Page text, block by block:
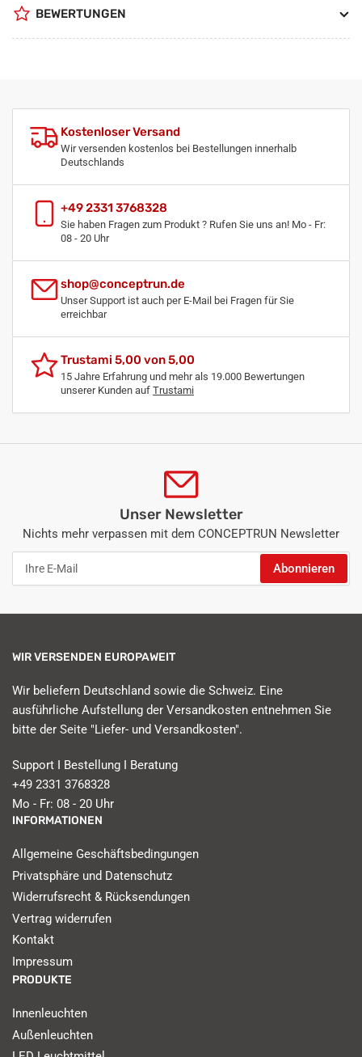
BEWERTUNGEN
Kostenloser Versand
Wir versenden kostenlos bei Bestellungen innerhalb
Deutschlands
+49 2331 3768328
Sie haben Fragen zum Produkt ? Rufen Sie uns an! Mo - Fr:
08 - 20 Uhr
shop@conceptrun.de
Unser Support ist auch per E-Mail bei Fragen für Sie
erreichbar
Trustami 5,00 von 5,00
15 Jahre Erfahrung und mehr als 19.000 Bewertungen
unserer Kunden auf Trustami
Unser Newsletter
Nichts mehr verpassen mit dem CONCEPTRUN Newsletter
Mail
Abonnieren
WIR VERSENDEN EUROPAWEIT
Wir beliefern Deutschland sowie die Schweiz. Eine
ausführliche Aufstellung der Versandkosten entnehmen Sie
bitte der Seite "Liefer- und Versandkosten".
Support I Bestellung I Beratung
+49 2331 3768328
Mo - Fr: 08 - 20 Uhr
INFORMATIONEN
Allgemeine Geschäftsbedingungen
Privatsphäre und Datenschutz
Widerrufsrecht & Rücksendungen
Vertrag widerrufen
Kontakt
Impressum
PRODUKTE
Innenleuchten
Außenleuchten